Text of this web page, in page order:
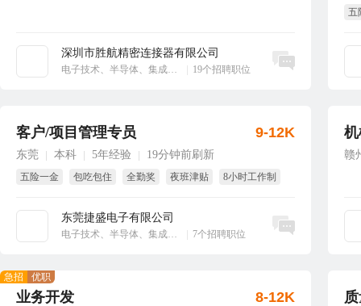
深圳市胜航精密连接器有限公司
电子技术、半导体、集成电路 19个招聘职位
立即沟通
五
客户/项目管理专员
东莞 本科 5年经验 19分钟前刷新
五险一金 包吃包住 全勤奖 夜班津贴
8小时工作制
东莞捷盛电子有限公司
电子技术、半导体、集成电路 7个招聘职位
9-12K
立即沟通
赣
业务开发
急招 优职
8-12K